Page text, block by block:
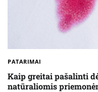
PATARIMAI
Kaip greitai pašalinti
natūraliomis